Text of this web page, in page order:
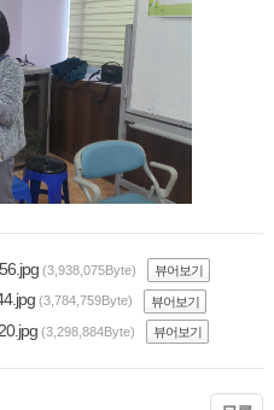
(3,938,075Byte) 뷰어보기
(3,784,759Byte) 뷰어보기
(3,298,884Byte) 뷰어보기